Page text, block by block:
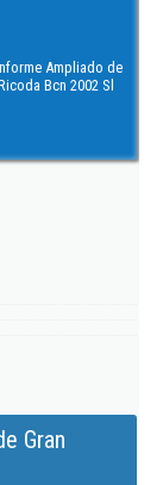
Ampliado de
Bcn 2002 Sl
Gran